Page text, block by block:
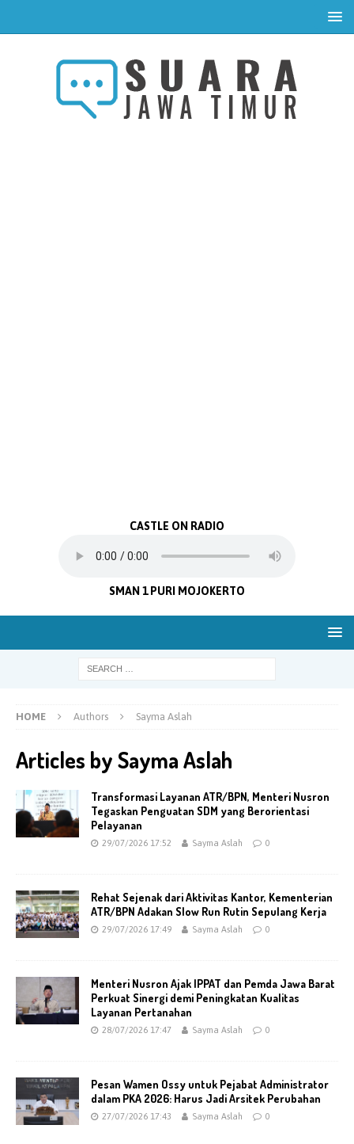
CASTLE ON RADIO
SMAN 1 PURI MOJOKERTO
HOME Authors Sayma Aslah
Articles bySayma Aslah
Transformasi Layanan ATR/BPN, Menteri Nusron
Tegaskan Penguatan SDM yang Berorientasi
Pelayanan
29/07/2026 17:52 Sayma Aslah 0
Rehat Sejenak dari Aktivitas Kantor, Kementerian
ATR/BPN Adakan Slow Run Rutin Sepulang Kerja
29/07/2026 17:49 Sayma Aslah 0
Menteri Nusron Ajak IPPAT dan Pemda Jawa Barat
Perkuat Sinergi demi Peningkatan Kualitas
Layanan Pertanahan
28/07/2026 17:47 Sayma Aslah 0
Pesan Wamen Ossy untuk Pejabat Administrator
dalam PKA 2026: Harus Jadi Arsitek Perubahan
27/07/2026 17:43 Sayma Aslah 0